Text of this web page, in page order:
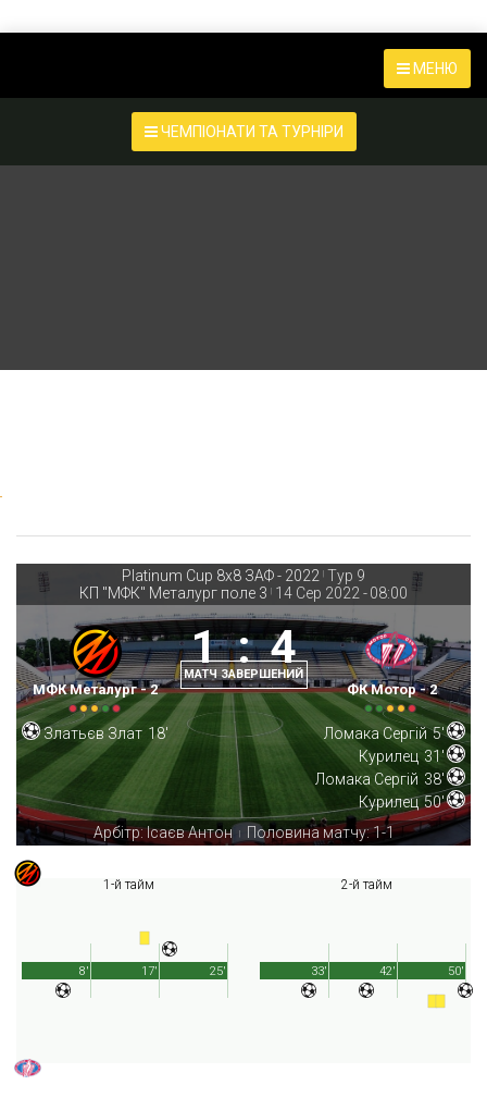
МЕНЮ
ЧЕМПІОНАТИ ТА ТУРНІРИ
Platinum Cup 8х8 ЗАФ - 2022 | Тур 9
КП "МФК" Металург поле 3 | 14 Сер 2022 - 08:00
МФК Металург - 2
1 : 4
МАТЧ ЗАВЕРШЕНИЙ
ФК Мотор - 2
Златьєв Злат 18' Ломака Сергій 5'
Курилец 31'
Ломака Сергій 38'
Курилец 50'
Арбітр: Ісаєв Антон
| Половина матчу: 1-1
1-й тайм
25'
8' 17'
2-й тайм
50'
33' 42'